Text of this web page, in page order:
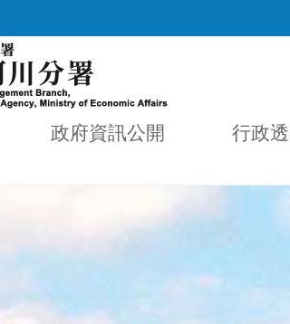
政府資訊公開 行政